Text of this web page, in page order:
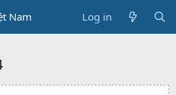
Nam Log in